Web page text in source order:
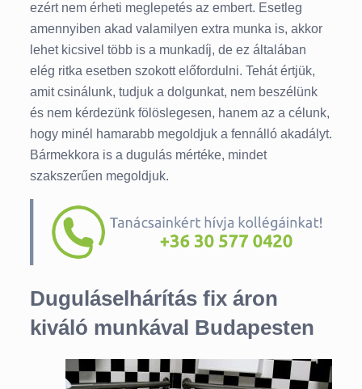
ezért nem érheti meglepetés az embert. Esetleg
amennyiben akad valamilyen extra munka is, akkor
lehet kicsivel több is a munkadíj, de ez általában
elég ritka esetben szokott előfordulni. Tehát értjük,
amit csinálunk, tudjuk a dolgunkat, nem beszélünk
és nem kérdezünk fölöslegesen, hanem az a célunk,
hogy minél hamarabb megoldjuk a fennálló akadályt.
Bármekkora is a dugulás mértéke, mindet
szakszerűen megoldjuk.
Duguláselhárítás fix áron
kiváló munkával Budapesten